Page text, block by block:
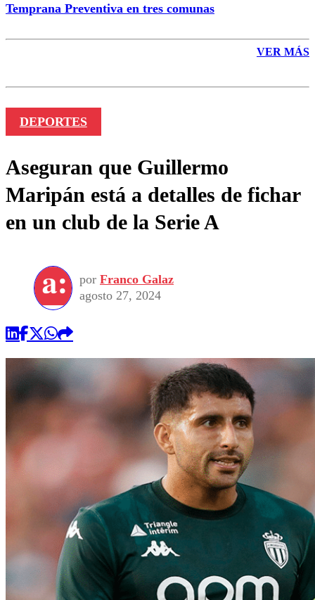
Temprana Preventiva en tres comunas
VER MÁS
DEPORTES
Aseguran que Guillermo
Maripán está a detalles de fichar
en un club de la Serie A
por Franco Galaz
agosto 27, 2024